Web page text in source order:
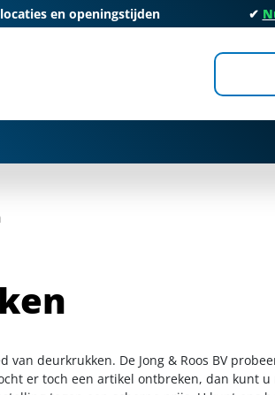
en openingstijden ✔
van deurkrukken. De Jong & Roos BV
er toch een artikel ontbreken, dan kunt